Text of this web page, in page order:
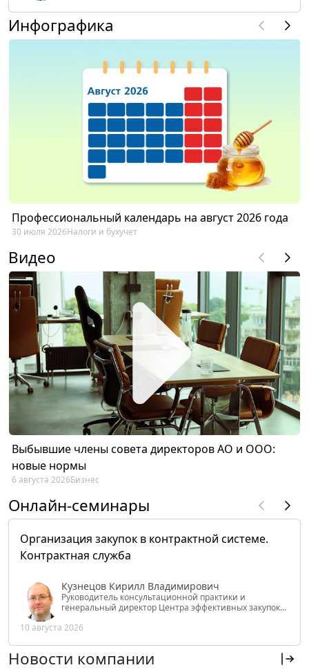
Инфографика
Профессиональный календарь на август 2026 года
30 июля 2026Налоги и бухучет
Видео
Выбывшие члены совета директоров АО и ООО:
новые нормы
6 августа 2026Бизнес
Онлайн-семинары
Организация закупок в контрактной системе.
Контрактная служба
Кузнецов Кирилл Владимирович
Руководитель консультационной практики и
генеральный директор Центра эффективных закупок
РФ
10 августа 2026
Новости компании